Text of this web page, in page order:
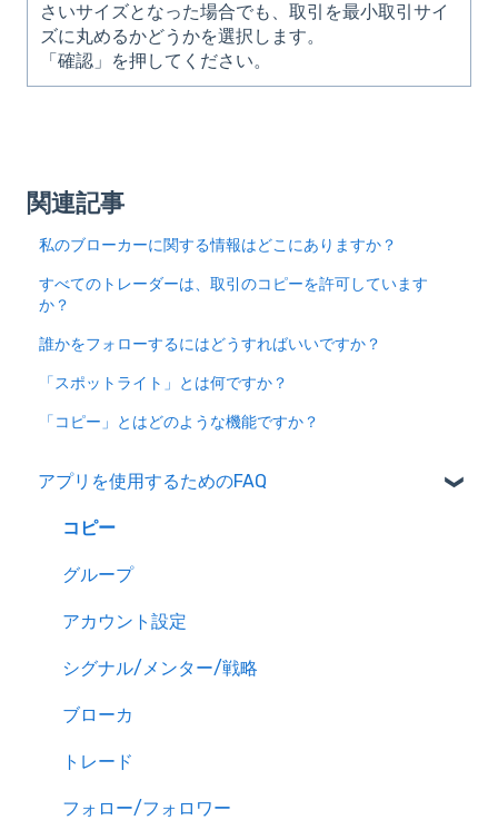
さいサイズとなった場合でも、取引を最小取引サイ
ズに丸めるかどうかを選択します。
「確認」を押してください。
関連記事
私のブローカーに関する情報はどこにありますか？
すべてのトレーダーは、取引のコピーを許可しています
か？
誰かをフォローするにはどうすればいいですか？
「スポットライト」とは何ですか？
「コピー」とはどのような機能ですか？
アプリを使用するためのFAQ
コピー
グループ
アカウント設定
シグナル/メンター/戦略
ブローカ
トレード
フォロー/フォロワー